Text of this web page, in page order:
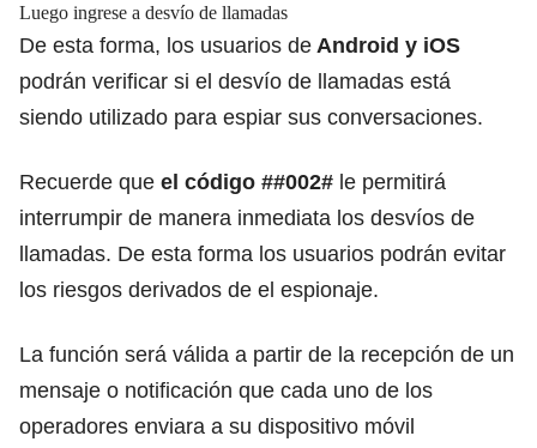
Luego ingrese a desvío de llamadas
De esta forma, los usuarios de Android y iOS
podrán verificar si el desvío de llamadas está
siendo utilizado para espiar sus conversaciones.
Recuerde que el código ##002# le permitirá
interrumpir de manera inmediata los desvíos de
llamadas. De esta forma los usuarios podrán evitar
los riesgos derivados de el espionaje.
La función será válida a partir de la recepción de un
mensaje o notificación que cada uno de los
operadores enviara a su dispositivo móvil